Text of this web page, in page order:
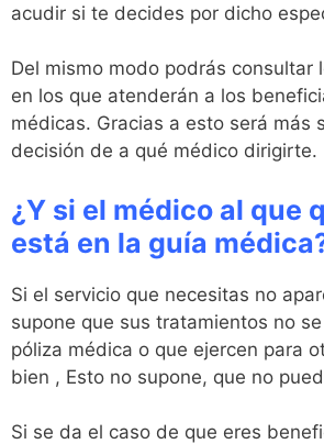
acudir si te decides por dicho
Del mismo modo podrás consultar
en los que atenderán a los
médicas. Gracias a esto será más
decisión de a qué médico dirigirte.
¿Y si el médico al que
está en la guía
Si el servicio que necesitas no
supone que sus tratamientos no
póliza médica o que ejercen para
bien , Esto no supone, que no
Si se da el caso de que eres